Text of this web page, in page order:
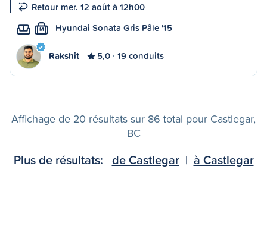
Retour mer. 12 août à 12h00
M Hyundai Sonata Gris Pâle '15
Rakshit 5,0 19 conduits
Affichage de 20 résultats sur 86 total pour Castlegar,
BC
Plus de résultats: de Castlegar| à Castlegar